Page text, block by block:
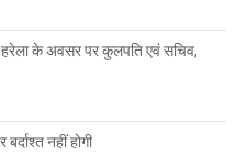
हरेला के अवसर पर कुलपति एवं सचिव,
नहीं होगी